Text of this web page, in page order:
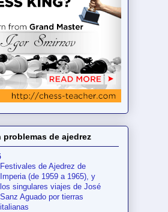
problemas de ajedrez
Festivales de Ajedrez de
Imperia (de 1959 a 1965), y
los singulares viajes de José
Sanz Aguado por tierras
italianas